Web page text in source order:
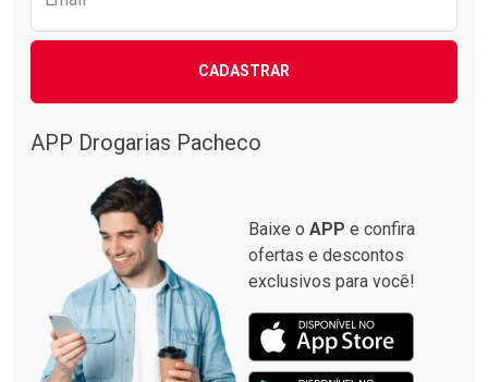
CADASTRAR
APP Drogarias Pacheco
Baixe o APP e confira
ofertas e descontos
exclusivos para você!